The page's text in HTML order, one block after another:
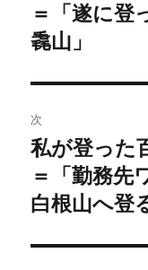
ナ
ビ
ゲ
ー
シ
ョ
ン
の
投
＝「遂に登
毳山」
次
次
の
投
私が登った
＝「勤務先
白根山へ登